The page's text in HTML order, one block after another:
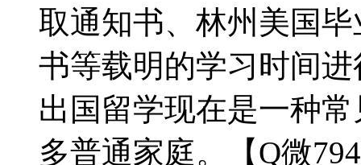
取通知书、林州美国
书等载明的学习时间
出国留学现在是一种
多普通家庭。【Q微